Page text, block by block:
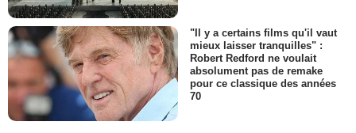
"Il y a certains films qu'il vaut
mieux laisser tranquilles" :
Robert Redford ne voulait
absolument pas de remake
pour ce classique des années
70